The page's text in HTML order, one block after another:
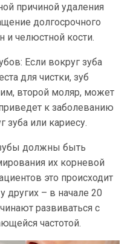
причиной удаления
долгосрочного
и челюстной кости.
Если вокруг зуба
для чистки, зуб
второй моляр, может
к заболеванию
зуба или кариесу.
должны быть
их корневой
это происходит
других – в начале 20
развиваться с
частотой.